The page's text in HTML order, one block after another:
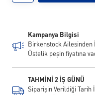
Kampanya Bilgisi
Birkenstock Ailesinden
Üstelik peşin fiyatına
TAHMİNİ 2 İŞ GÜNÜ
Siparişin Verildiği Tarih